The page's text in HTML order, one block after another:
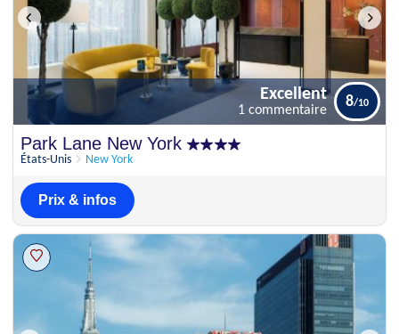
Park Lane New York
États-Unis New York
Excellent
1 commentaire
8
Prix & infos